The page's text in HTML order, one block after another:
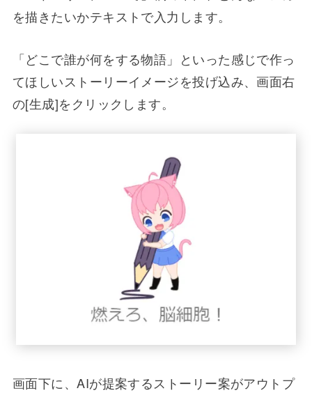
を描きたいかテキストで入力します。
「どこで誰が何をする物語」といった感じで作っ
てほしいストーリーイメージを投げ込み、画面右
の[生成]をクリックします。
画面下に、AIが提案するストーリー案がアウトプ